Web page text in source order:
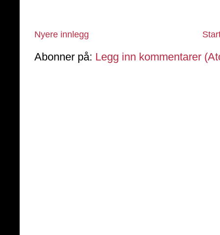
Nyere innlegg
Abonner på: Legg inn kommentarer